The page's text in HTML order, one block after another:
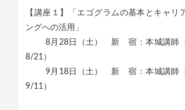
【講座１】「エゴグラムの基本とキャリ
ングへの活用」
8月28日（土） 新 宿：本城講師
8/21）
9月18日（土） 新 宿：本城講師
9/11）